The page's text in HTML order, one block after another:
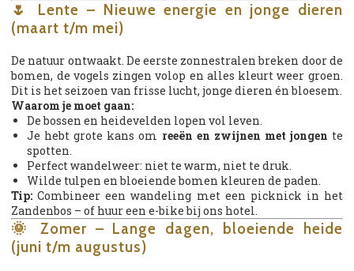
🌷 Lente – Nieuwe energie en jonge dieren
(maart t/m mei)
De natuur ontwaakt. De eerste zonnestralen breken door de
bomen, de vogels zingen volop en alles kleurt weer groen.
Dit is het seizoen van frisse lucht, jonge dieren én bloesem.
Waarom je moet gaan:
De bossen en heidevelden lopen vol leven.
Je hebt grote kans om reeën en zwijnen met jongen te
spotten.
Perfect wandelweer: niet te warm, niet te druk.
Wilde tulpen en bloeiende bomen kleuren de paden.
Tip: Combineer een wandeling met een picknick in het
Zandenbos – of huur een e-bike bij ons hotel.
🌞 Zomer – Lange dagen, bloeiende heide
(juni t/m augustus)